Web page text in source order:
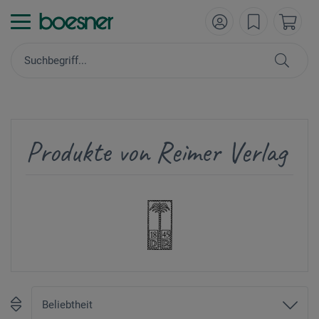
Produkte von Reimer Verlag